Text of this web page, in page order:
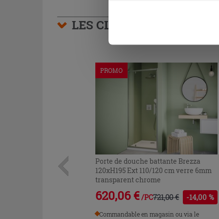
LES CLIENTS AYANT
PROMO
Porte de douche battante Brezza
120xH195 Ext 110/120 cm verre 6mm
transparent chrome
620,06 € /PC721,00 € -14,00 %
Commandable en magasin ou via le